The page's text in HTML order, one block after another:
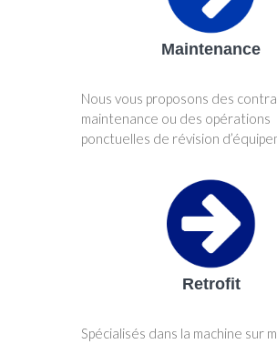
Maintenance
Nous vous proposons des
maintenance ou des opérations
ponctuelles de révision
Retrofit
Spécialisés dans la machine sur